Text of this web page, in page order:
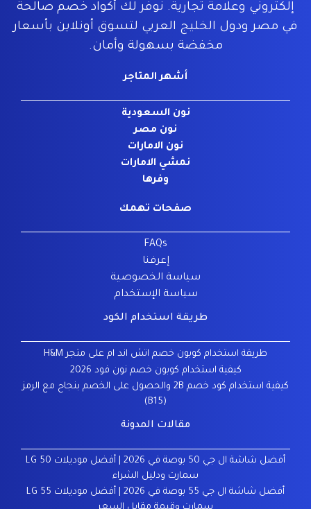
إلكتروني وعلامة تجارية. نوفر لك أكواد خصم صالحة
في مصر ودول الخليج العربي لتسوق أونلاين بأسعار
مخفضة بسهولة وأمان.
أشهر المتاجر
نون السعودية
نون مصر
نون الامارات
نمشي الامارات
وفرها
صفحات تهمك
FAQs
إعرفنا
سياسة الخصوصية
سياسة الإستخدام
طريقة استخدام الكود
طريقة استخدام كوبون خصم اتش اند ام على متجر H&M
كيفية استخدام كوبون خصم نون فود 2026
كيفية استخدام كود خصم 2B والحصول على الخصم بنجاح مع الرمز
(B15)
مقالات المدونة
أفضل شاشة ال جي 50 بوصة في 2026 | أفضل موديلات LG 50
سمارت ودليل الشراء
أفضل شاشة ال جي 55 بوصة في 2026 | أفضل موديلات LG 55